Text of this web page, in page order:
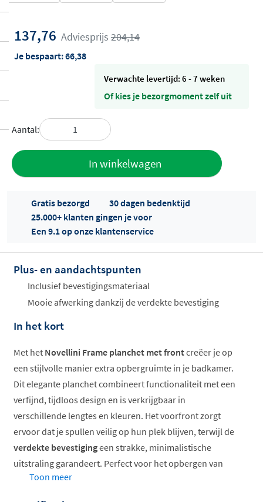
137,76 Adviesprijs 204,14
Je bespaart:66,38
Verwachte levertijd: 6 - 7 weken
Of kies je bezorgmoment zelf uit
Aantal:
In winkelwagen
Offertes
ophalen...
Gratis bezorgd
30 dagen bedenktijd
25.000+ klanten gingen je voor
Een 9.1 op onze klantenservice
Plus- en aandachtspunten
Inclusief bevestigingsmateriaal
Mooie afwerking dankzij de verdekte bevestiging
In het kort
Met het Novellini Frame planchet met frontcreëer je op
een stijlvolle manier extra opbergruimte in je badkamer.
Dit elegante planchet combineert functionaliteit met een
verfijnd, tijdloos design en is verkrijgbaar in
verschillende lengtes en kleuren. Het voorfront zorgt
ervoor dat je spullen veilig op hun plek blijven, terwijl de
verdekte bevestigingeen strakke, minimalistische
uitstraling garandeert. Perfect voor het opbergen van
handdoeken, toiletartikelen of decoratie.
Toon meer